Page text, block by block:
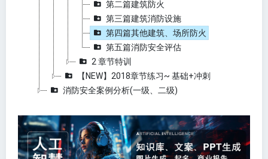
第二篇建筑防火
第三篇建筑消防设施
第四篇其他建筑、场所防火
第五篇消防安全评估
2 章节特训
【NEW】2018章节练习~ 基础+冲刺
消防安全案例分析(一级、二级)